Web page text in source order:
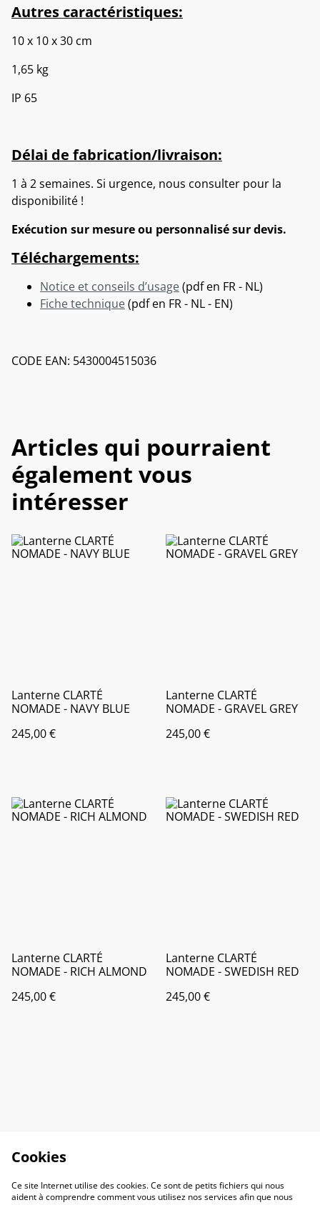
Autres caractéristiques:
10 x 10 x 30 cm
1,65 kg
IP 65
Délai de fabrication/livraison:
1 à 2 semaines. Si urgence, nous consulter pour la
disponibilité !
Exécution sur mesure ou personnalisé sur devis.
Téléchargements:
Notice et conseils d’usage(pdf en FR - NL)
Fiche technique(pdf en FR - NL - EN)
CODE EAN: 5430004515036
Articles qui pourraient
également vous
intéresser
Lanterne CLARTÉ
NOMADE - NAVY BLUE
245,00 €
Lanterne CLARTÉ
NOMADE - GRAVEL GREY
245,00 €
Lanterne CLARTÉ
NOMADE - RICH ALMOND
245,00 €
Lanterne CLARTÉ
NOMADE - SWEDISH RED
245,00 €
Cookies
Ce site Internet utilise des cookies. Ce sont de petits fichiers qui nous
aident à comprendre comment vous utilisez nos services afin que nous